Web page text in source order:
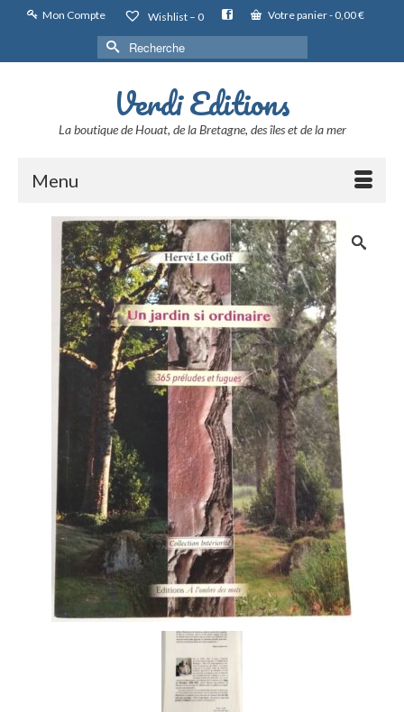
Mon Compte Wishlist – 0 Votre panier- 0,00€
Rechercher :
Verdi Editions
La boutique de Houat, de la Bretagne, des îles et de la mer
Menu